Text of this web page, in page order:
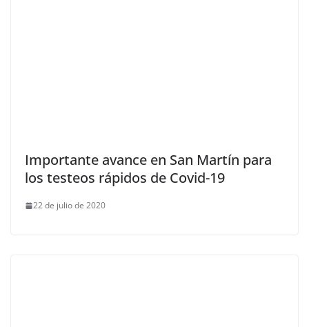
Importante avance en San Martín para
los testeos rápidos de Covid-19
22 de julio de 2020